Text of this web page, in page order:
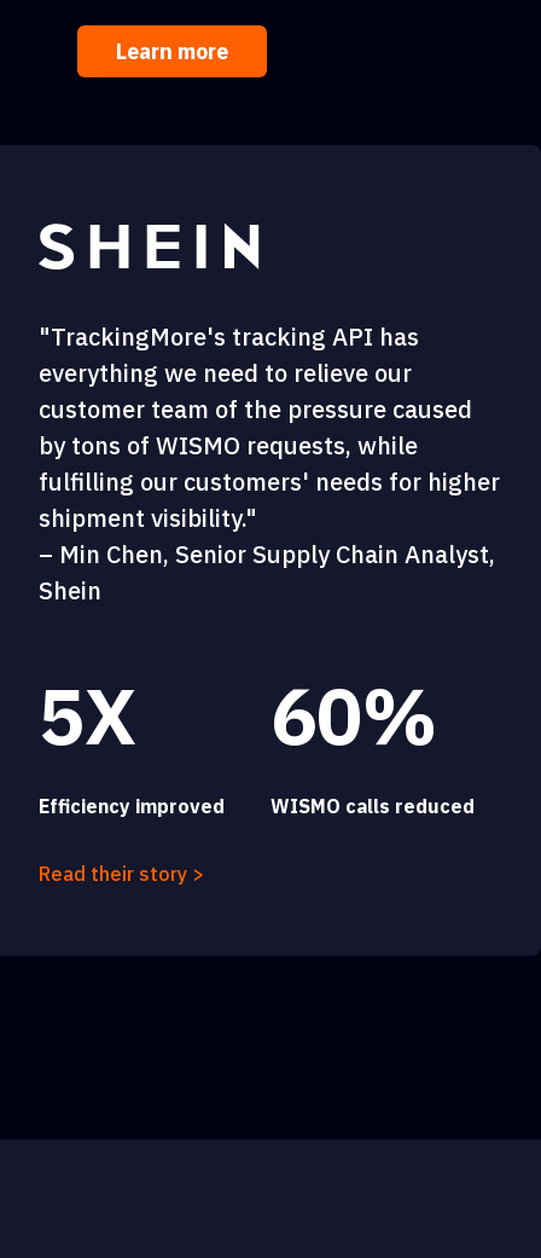
Learn more
"TrackingMore's tracking API has
everything we need to relieve our
customer team of the pressure caused
by tons of WISMO requests, while
fulfilling our customers' needs for higher
shipment visibility."
– Min Chen, Senior Supply Chain Analyst,
Shein
5X
Efficiency improved
60%
WISMO calls reduced
Read their story >